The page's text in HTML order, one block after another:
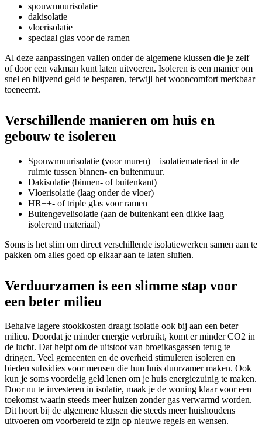
spouwmuurisolatie
dakisolatie
vloerisolatie
speciaal glas voor de ramen
Al deze aanpassingen vallen onder de algemene klussen die je zelf
of door een vakman kunt laten uitvoeren. Isoleren is een manier om
snel en blijvend geld te besparen, terwijl het wooncomfort merkbaar
toeneemt.
Verschillende manieren om huis en
gebouw te isoleren
Spouwmuurisolatie (voor muren) – isolatiemateriaal in de
ruimte tussen binnen- en buitenmuur.
Dakisolatie (binnen- of buitenkant)
Vloerisolatie (laag onder de vloer)
HR++- of triple glas voor ramen
Buitengevelisolatie (aan de buitenkant een dikke laag
isolerend materiaal)
Soms is het slim om direct verschillende isolatiewerken samen aan te
pakken om alles goed op elkaar aan te laten sluiten.
Verduurzamen is een slimme stap voor
een beter milieu
Behalve lagere stookkosten draagt isolatie ook bij aan een beter
milieu. Doordat je minder energie verbruikt, komt er minder CO2 in
de lucht. Dat helpt om de uitstoot van broeikasgassen terug te
dringen. Veel gemeenten en de overheid stimuleren isoleren en
bieden subsidies voor mensen die hun huis duurzamer maken. Ook
kun je soms voordelig geld lenen om je huis energiezuinig te maken.
Door nu te investeren in isolatie, maak je de woning klaar voor een
toekomst waarin steeds meer huizen zonder gas verwarmd worden.
Dit hoort bij de algemene klussen die steeds meer huishoudens
uitvoeren om voorbereid te zijn op nieuwe regels en wensen.